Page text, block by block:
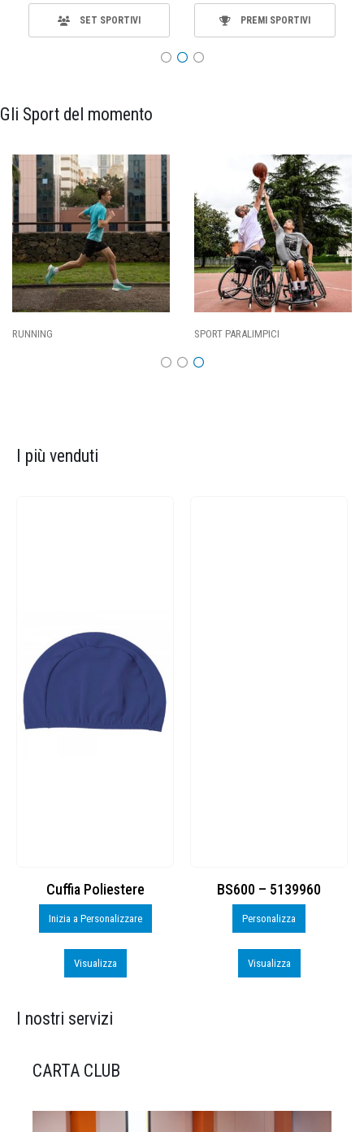
SET SPORTIVI PREMI SPORTIVI
Gli Sport del momento
SPORT PARALIMPICI
I più venduti
Cuffia Poliestere
Inizia a Personalizzare
Visualizza
BS600 – 5139960
Personalizza
Visualizza
I nostri servizi
CARTA CLUB